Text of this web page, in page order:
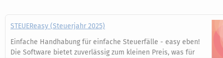
STEUEReasy (Steuerjahr 2025)
Einfache Handhabung für einfache Steuerfälle - easy eben!
Die Software bietet zuverlässig zum kleinen Preis, was für